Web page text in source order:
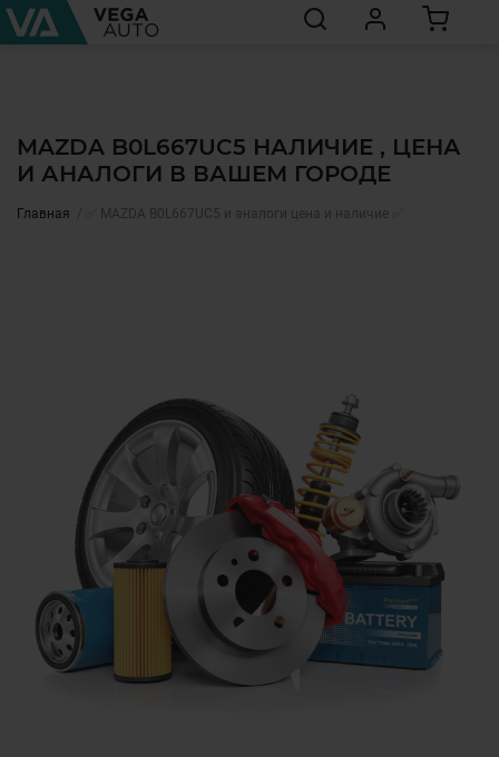
MAZDA B0L667UC5 НАЛИЧИЕ , ЦЕНА
И АНАЛОГИ В ВАШЕМ ГОРОДЕ
Главная ✅ MAZDA B0L667UC5 и аналоги цена и наличие ✅